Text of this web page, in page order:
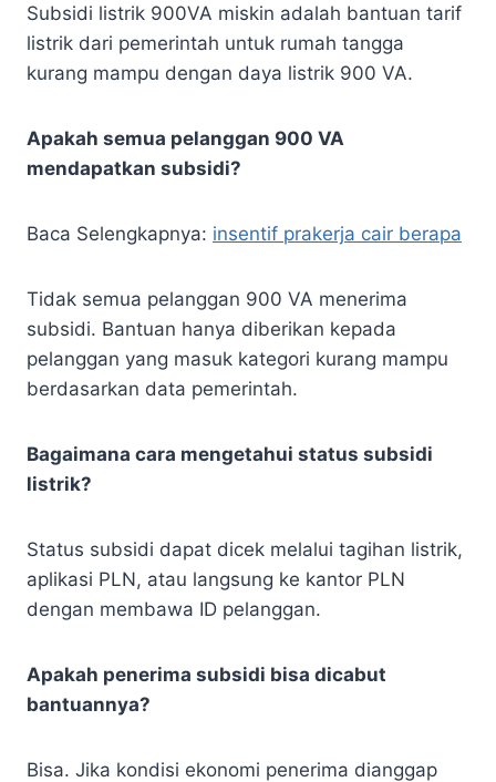
Subsidi listrik 900VA miskin adalah bantuan tarif
listrik dari pemerintah untuk rumah tangga
kurang mampu dengan daya listrik 900 VA.
Apakah semua pelanggan 900 VA
mendapatkan subsidi?
Baca Selengkapnya: insentif prakerja cair berapa
Tidak semua pelanggan 900 VA menerima
subsidi. Bantuan hanya diberikan kepada
pelanggan yang masuk kategori kurang mampu
berdasarkan data pemerintah.
Bagaimana cara mengetahui status subsidi
listrik?
Status subsidi dapat dicek melalui tagihan listrik,
aplikasi PLN, atau langsung ke kantor PLN
dengan membawa ID pelanggan.
Apakah penerima subsidi bisa dicabut
bantuannya?
Bisa. Jika kondisi ekonomi penerima dianggap